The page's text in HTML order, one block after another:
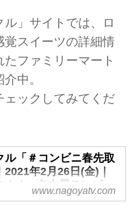
ル」サイトでは、ロ
覚スイーツの詳細情
ファミリーマート
中。
ェックしてみてくだ
ル「＃コンビニ春先取
2021年2月26日(金)｜
カ！ - 名古屋テレビ
テレ】
www.nagoyatv.com